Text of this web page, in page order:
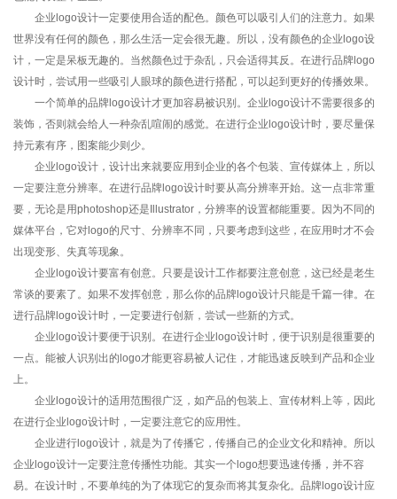
企业logo设计一定要使用合适的配色。颜色可以吸引人们的注意力。如果
世界没有任何的颜色，那么生活一定会很无趣。所以，没有颜色的企业logo设
计，一定是呆板无趣的。当然颜色过于杂乱，只会适得其反。在进行品牌logo
设计时，尝试用一些吸引人眼球的颜色进行搭配，可以起到更好的传播效果。
一个简单的品牌logo设计才更加容易被识别。企业logo设计不需要很多的
装饰，否则就会给人一种杂乱喧闹的感觉。在进行企业logo设计时，要尽量保
持元素有序，图案能少则少。
企业logo设计，设计出来就要应用到企业的各个包装、宣传媒体上，所以
一定要注意分辨率。在进行品牌logo设计时要从高分辨率开始。这一点非常重
要，无论是用photoshop还是Illustrator，分辨率的设置都能重要。因为不同的
媒体平台，它对logo的尺寸、分辨率不同，只要考虑到这些，在应用时才不会
出现变形、失真等现象。
企业logo设计要富有创意。只要是设计工作都要注意创意，这已经是老生
常谈的要素了。如果不发挥创意，那么你的品牌logo设计只能是千篇一律。在
进行品牌logo设计时，一定要进行创新，尝试一些新的方式。
企业logo设计要便于识别。在进行企业logo设计时，便于识别是很重要的
一点。能被人识别出的logo才能更容易被人记住，才能迅速反映到产品和企业
上。
企业logo设计的适用范围很广泛，如产品的包装上、宣传材料上等，因此
在进行企业logo设计时，一定要注意它的应用性。
企业进行logo设计，就是为了传播它，传播自己的企业文化和精神。所以
企业logo设计一定要注意传播性功能。其实一个logo想要迅速传播，并不容
易。在设计时，不要单纯的为了体现它的复杂而将其复杂化。品牌logo设计应